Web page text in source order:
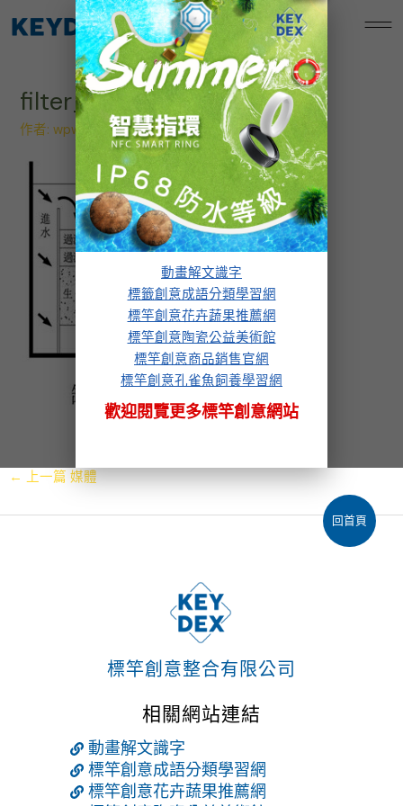
動畫解文識字
標籤創意成語分類學習網
標竿創意花卉蔬果推薦網
標竿創意陶瓷公益美術館
標竿創意商品銷售官網
標竿創意孔雀魚飼養學習網
歡迎閱覽更多標竿創意網站
至
標竿創意孔雀魚飼養學習網
filter_8
作者:wpw.design/2023 年 12 月 1 日
← 上一篇 媒體
標竿創意整合有限公司
相關網站連結
動畫解文識字
標竿創意成語分類學習網
標竿創意花卉蔬果推薦網
回首頁